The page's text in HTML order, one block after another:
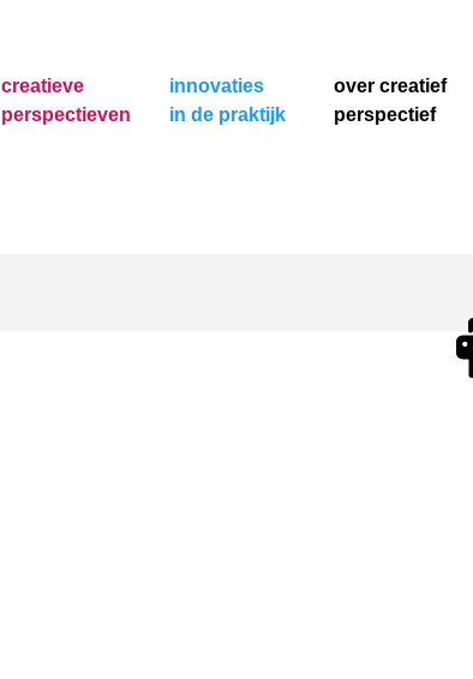
creatieve
perspectieven
innovaties
in de praktijk
over creatief
perspectief